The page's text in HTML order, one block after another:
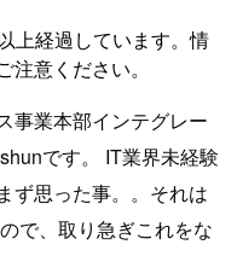
上経過しています。情
意ください。
事業本部インテグレー
です。 IT業界未経験
ず思った事。。それは
で、取り急ぎこれをな